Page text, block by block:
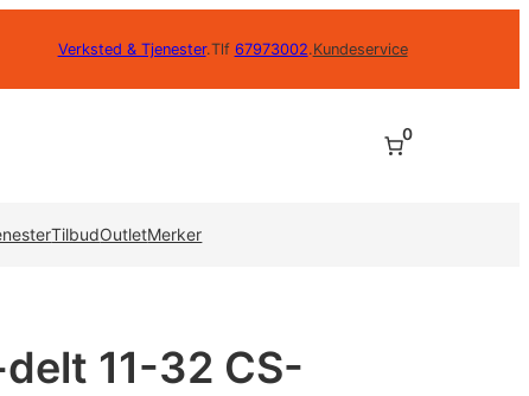
Verksted & Tjenester.Tlf 67973002.Kundeservice
0
TilbudOutletMerker
11-32 CS-